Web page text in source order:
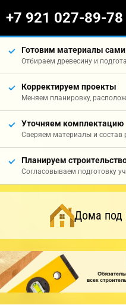
+7 921 027-89-78
Готовим материалы сами
Отбираем древесину и
Корректируем проекты
Меняем планировку,
Уточняем комплектацию
Сверяем материалы и состав
Планируем
Согласовываем подготовку
Дома под